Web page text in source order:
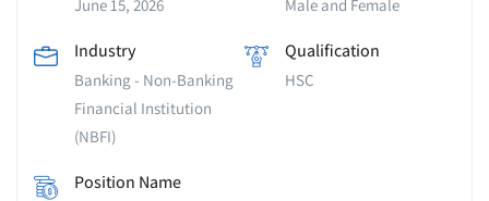
June 15, 2026 Male and Female
Industry
Banking - Non-Banking
Financial Institution
(NBFI)
Qualification
HSC
Position Name